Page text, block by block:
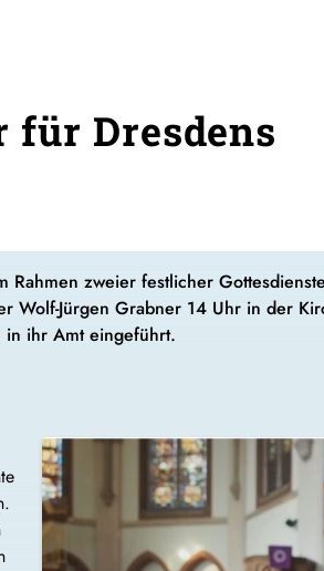
für Dresdens
zweier festlicher
Jürgen Grabner 14 Uhr in der
in ihr Amt eingeführt.